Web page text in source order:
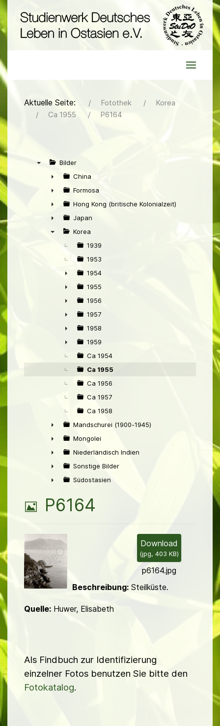
Aktuelle Seite: Fotothek
Korea
Ca 1955
P6164
Bilder
►
China
►
Formosa
►
Hong Kong (britische Kolonialzeit)
►
Japan
Korea
1939
1953
►
1954
►
1955
►
1956
►
1957
►
1958
►
1959
Ca 1954
Ca 1955
Ca 1956
Ca 1957
Ca 1958
►
Mandschurei (1900-1945)
►
Mongolei
►
Niederländisch Indien
►
Sonstige Bilder
Südostasien
B
l
d
P6164
Download
(jpg, 403 KB)
p6164.jpg
Beschreibung:Steilküste.
Quelle: Huwer, Elisabeth
Als Findbuch zur Identifizierung
einzelner Fotos benutzen Sie bitte den
Fotokatalog.